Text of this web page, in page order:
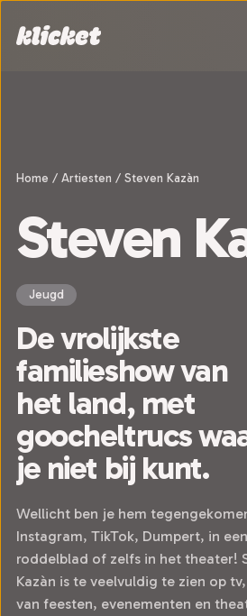
Home / Artiesten / Steven Kazàn
Steven
Jeugd
De vrolijkste
familieshow van
het land, met
goocheltrucs
je niet bij kunt.
Wellicht ben je hem
Instagram, TikTok, Dumpert, in een
roddelblad of zelfs in het theater!
Kazàn is te veelvuldig te zien op
van feesten, evenementen en